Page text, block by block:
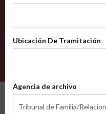
Tramitación
Ubicación De Tramitación
Tramitación
Agencia de archivo
Tribunal de Familia/
de